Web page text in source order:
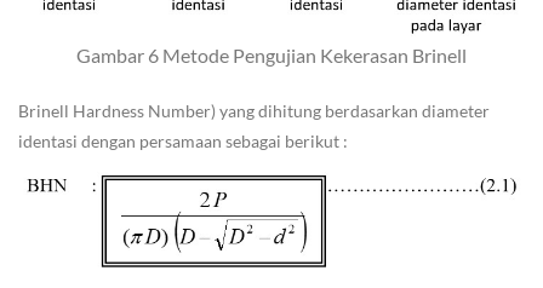
Gambar 6 Metode Pengujian Kekerasan Brinell
Brinell Hardness Number) yang dihitung berdasarkan diameter
identasi dengan persamaan sebagai berikut :